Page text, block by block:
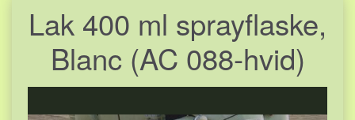
Lak 400 ml sprayflaske,
Blanc (AC 088-hvid)